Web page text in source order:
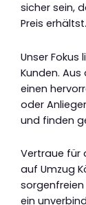
sicher sein,
Preis erhältst.
Unser
Kunden.
einen
oder
und finden
Vertraue für
auf Umzug
sorgenfreien
ein